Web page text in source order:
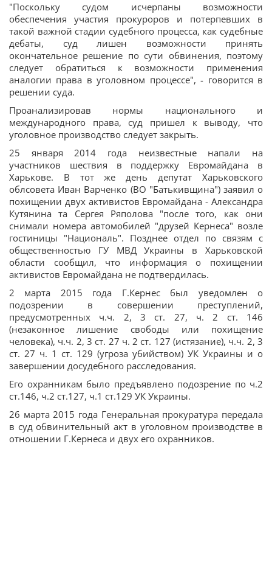
"Поскольку судом исчерпаны возможности
обеспечения участия прокуроров и потерпевших в
такой важной стадии судебного процесса, как судебные
дебаты, суд лишен возможности принять
окончательное решение по сути обвинения, поэтому
следует обратиться к возможности применения
аналогии права в уголовном процессе", - говорится в
решении суда.
Проанализировав нормы национального и
международного права, суд пришел к выводу, что
уголовное производство следует закрыть.
25 января 2014 года неизвестные напали на
участников шествия в поддержку Евромайдана в
Харькове. В тот же день депутат Харьковского
облсовета Иван Варченко (ВО "Батькивщина") заявил о
похищении двух активистов Евромайдана - Александра
Кутянина та Сергея Ряполова "после того, как они
снимали номера автомобилей "друзей Кернеса" возле
гостиницы "Националь". Позднее отдел по связям с
общественностью ГУ МВД Украины в Харьковской
области сообщил, что информация о похищении
активистов Евромайдана не подтвердилась.
2 марта 2015 года Г.Кернес был уведомлен о
подозрении в совершении преступлений,
предусмотренных ч.ч. 2, 3 ст. 27, ч. 2 ст. 146
(незаконное лишение свободы или похищение
человека), ч.ч. 2, 3 ст. 27 ч. 2 ст. 127 (истязание), ч.ч. 2, 3
ст. 27 ч. 1 ст. 129 (угроза убийством) УК Украины и о
завершении досудебного расследования.
Его охранникам было предъявлено подозрение по ч.2
ст.146, ч.2 ст.127, ч.1 ст.129 УК Украины.
26 марта 2015 года Генеральная прокуратура передала
в суд обвинительный акт в уголовном производстве в
отношении Г.Кернеса и двух его охранников.